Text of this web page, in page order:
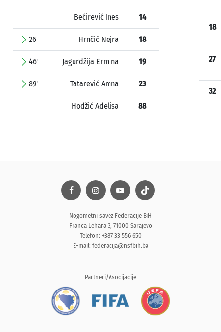
Bećirević Ines 14
26' Hrnčić Nejra 18
46' Jagurdžija Ermina 19
89' Tatarević Amna 23
Hodžić Adelisa 88
18
27
32
Nogometni savez Federacije BiH
Franca Lehara 3, 71000 Sarajevo
Telefon: +387 33 556 650
E-mail: federacija@nsfbih.ba
Partneri/Asocijacije